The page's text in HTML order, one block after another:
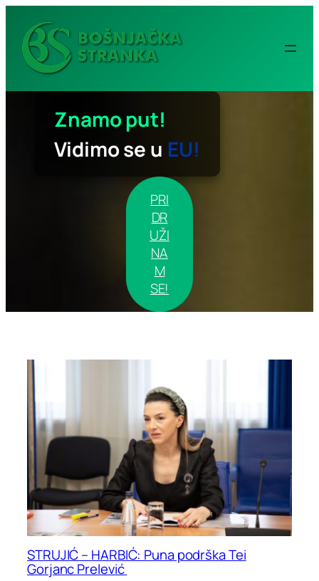
sadržaj
Znamo put!
Vidimo se u EU!
PRI
DR
UŽI
NA
M
SE!
STRUJIĆ – HARBIĆ: Puna podrška Tei
Gorjanc Prelević